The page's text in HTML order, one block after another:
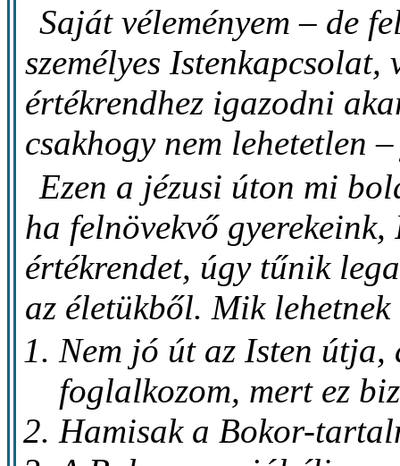
Saját véleményem – de
személyes
értékrendhez igazodni
csakhogy nem lehetetlen
Ezen a jézusi úton mi
ha felnövekvő
értékrendet, úgy tűnik
az életükből. Mik
Nem jó út az Isten útja,
foglalkozom, mert ez
Hamisak a Bokor-